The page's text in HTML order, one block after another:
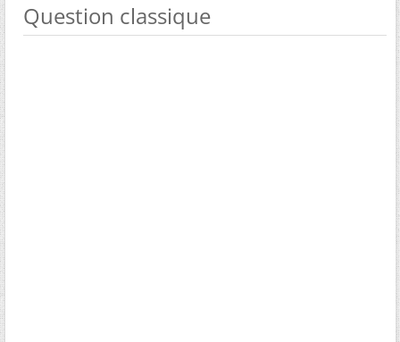
Question classique